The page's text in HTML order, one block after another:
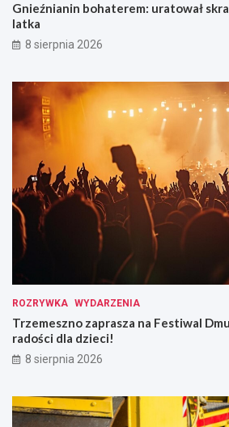
Gnieźnianin bohaterem: uratował
latka
8 sierpnia 2026
ROZRYWKA WYDARZENIA
Trzemeszno zaprasza na Festiwal
radości dla dzieci!
8 sierpnia 2026